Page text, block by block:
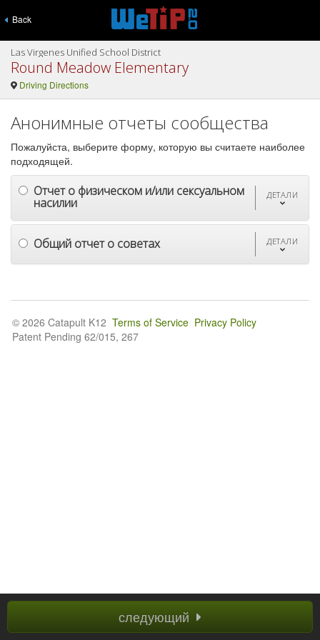
Back
Las Virgenes Unified School District
Round Meadow Elementary
Driving Directions
Анонимные отчеты сообщества
Пожалуйста, выберите форму, которую вы считаете наиболее
подходящей.
Отчет о физическом и/или сексуальном
насилии
ДЕТАЛИ
Общий отчет о советах ДЕТАЛИ
следующий
© 2026 Catapult K12 Terms of Service Privacy Policy
Patent Pending 62/015, 267